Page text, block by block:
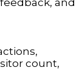
count,